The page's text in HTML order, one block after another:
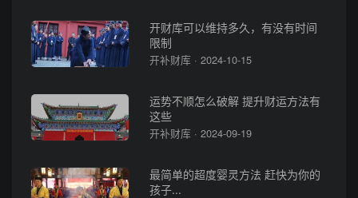
开财库可以维持多久，有没有时间
限制
开补财库 · 2024-10-15
运势不顺怎么破解 提升财运方法有
这些
开补财库 · 2024-09-19
最简单的超度婴灵方法 赶快为你的
孩子...